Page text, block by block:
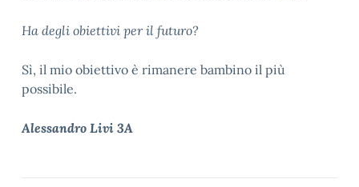
Ha degli obiettivi per il futuro?
Sì, il mio obiettivo è rimanere bambino il più
possibile.
Alessandro Livi 3A